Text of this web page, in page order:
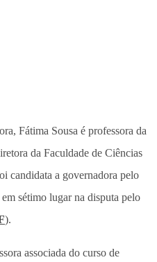
Fátima Sousa é professora da
da Faculdade de Ciências
candidata a governadora pelo
sétimo lugar na disputa pelo
).
associada do curso de